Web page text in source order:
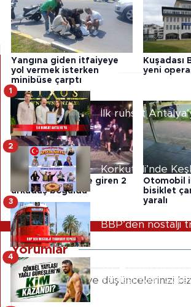
Yangına giden itfaiyeye
yol vermek isterken
minibüse çarptı
Kuşadası
yeni
Antalya'da denize giren 2
arkadaş boğuldu
Otomobil
bisiklet
yaralı
Yorumlar
Samsunspor - Göztepe
Trend Haberler
İlk ruhsat
1
Korkuteli’nde
2
BBP’den nostalji
3
20. Alanya
Yaylası Yağlı
4